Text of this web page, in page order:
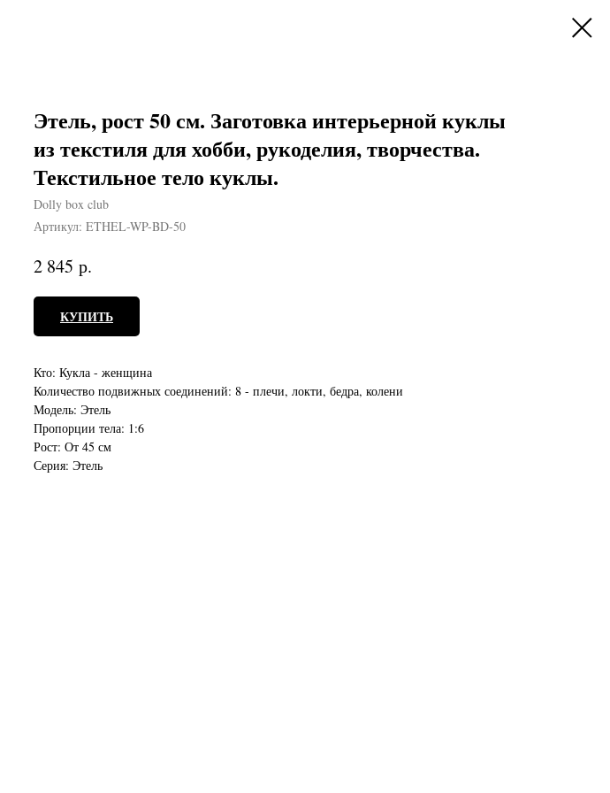
Этель, рост 50 см. Заготовка интерьерной куклы
из текстиля для хобби, рукоделия, творчества.
Текстильное тело куклы.
Dolly box club
Артикул: ETHEL-WP-BD-50
2 845 р.
КУПИТЬ
Кто: Кукла - женщина
Количество подвижных соединений: 8 - плечи, локти, бедра, колени
Модель: Этель
Пропорции тела: 1:6
Рост: От 45 см
Серия: Этель